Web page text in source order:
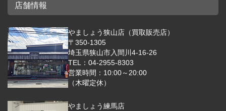
店舗情報
やましょう狭山店（買取販売店）
〒350-1305
埼玉県狭山市入間川4-16-26
TEL：04-2955-8303
営業時間：10:00～20:00
（木曜定休）
やましょう練馬店